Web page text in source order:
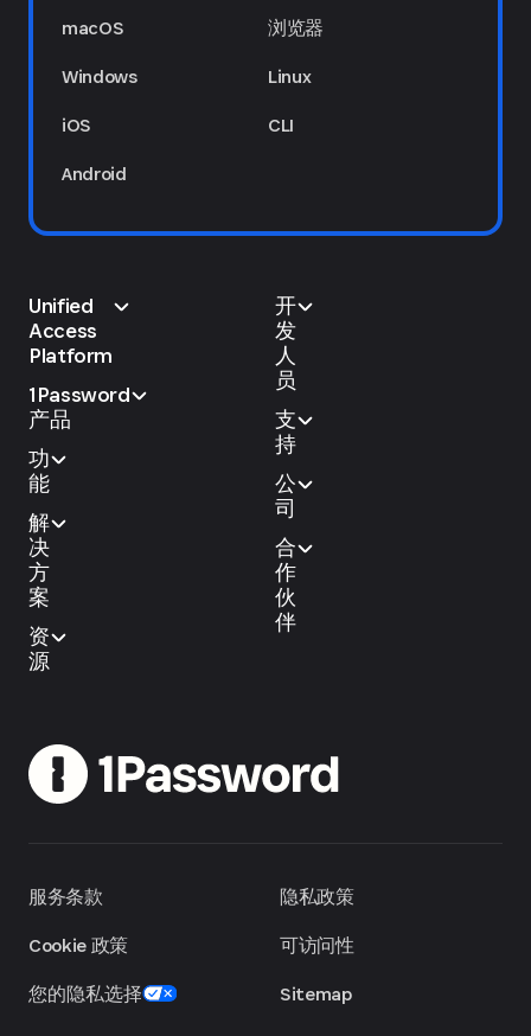
macOS
Windows
iOS
Android
浏览器
Linux
CLI
Unified
Access
Platform
1Password
产品
功
能
解
决
方
案
资
源
开
发
人
员
支
持
公
司
合
作
伙
伴
服务条款
Cookie 政策
您的隐私选择
隐私政策
可访问性
Sitemap